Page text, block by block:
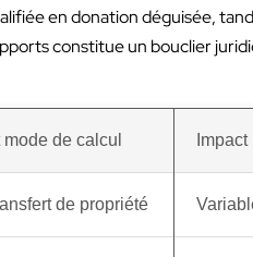
en donation déguisée,
constitue un bouclier
de calcul
de propriété